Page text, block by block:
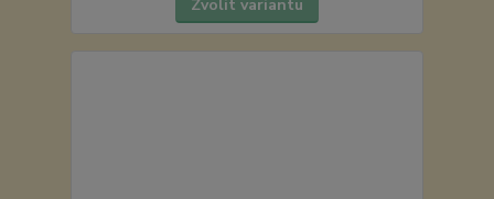
Zvolit variantu